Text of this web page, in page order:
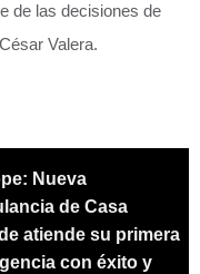
de las decisiones de
Valera.
Nueva
de Casa
atiende su primera
con éxito y